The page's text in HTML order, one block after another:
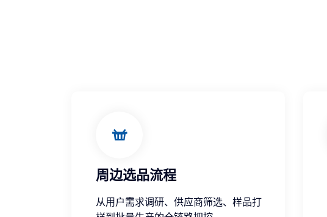
周边选品流程
从用户需求调研、供应商筛选、样品打